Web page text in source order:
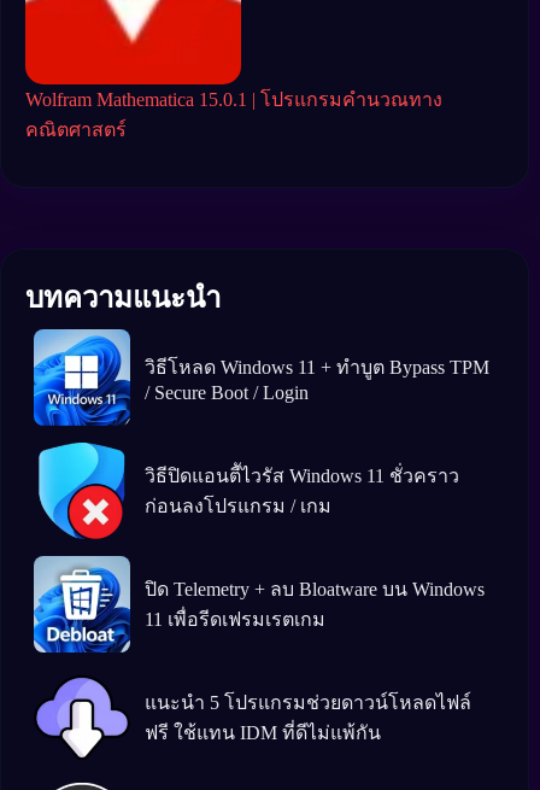
Wolfram Mathematica 15.0.1 | โปรแกรมคำนวณทาง
คณิตศาสตร์
บทความแนะนำ
วิธีโหลด Windows 11 + ทำบูต Bypass TPM
/ Secure Boot / Login
วิธีปิดแอนตีัไวรัส Windows 11 ชั่วคราว
ก่อนลงโปรแกรม / เกม
ปิด Telemetry + ลบ Bloatware บน Windows
11 เพื่อรีดเฟรมเรตเกม
แนะนำ 5 โปรแกรมช่วยดาวน์โหลดไฟล์
ฟรี ใช้แทน IDM ที่ดีไม่แพ้กัน